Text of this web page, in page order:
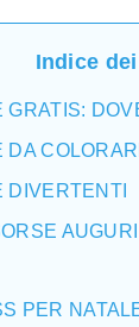
Indice
GRATIS:
DA
DIVERTENTI
PER